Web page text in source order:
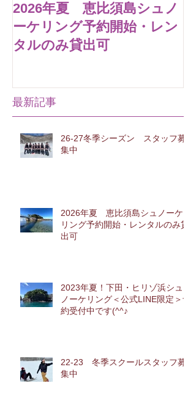
2026年夏 恵比須島シュノ
ーケリング予約開始・レン
タルのみ貸出可
最新記事
26-27冬季シーズン スタッフ募
集中
2026年夏 恵比須島シュノーケ
リング予約開始・レンタルのみ貸
出可
2023年夏！下田・ヒリゾ浜シュ
ノーケリング＜公式LINE限定＞予
約受付中です(^^♪
22-23 冬季スクールスタッフ募
集中